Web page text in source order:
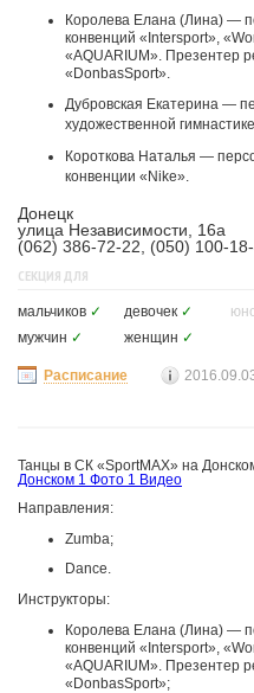
Королева Елана (Лина) —
конвенций «Intersport»,
«AQUARIUM». Презентер
«DonbasSport».
Дубровская Екатерина —
художественной
Короткова Наталья —
конвенции «Nike».
Донецк
улица Независимости, 16а
(062) 386-72-22, (050) 100-
СЕКЦИЯ ДЛЯ
мальчиков ✓ девочек ✓
мужчин ✓ женщин ✓
Расписание
Танцы в СК «SportMAX» на
Донском 1 Фото 1 Видео
Направления:
Zumba;
Dance.
Инструкторы:
Королева Елана (Лина) —
конвенций «Intersport»,
«AQUARIUM». Презентер
«DonbasSport»;